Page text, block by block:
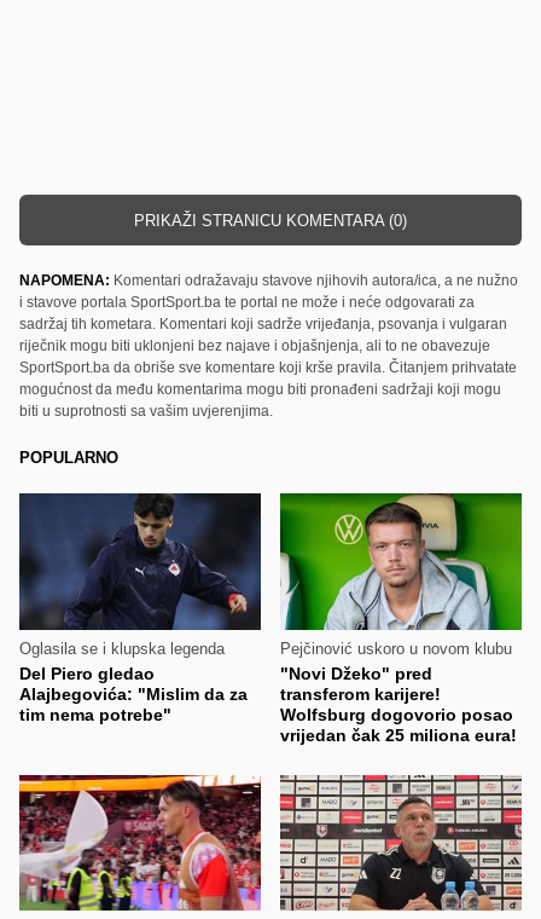
PRIKAŽI STRANICU KOMENTARA (0)
NAPOMENA: Komentari odražavaju stavove njihovih autora/ica, a ne nužno
i stavove portala SportSport.ba te portal ne može i neće odgovarati za
sadržaj tih kometara. Komentari koji sadrže vrijeđanja, psovanja i vulgaran
riječnik mogu biti uklonjeni bez najave i objašnjenja, ali to ne obavezuje
SportSport.ba da obriše sve komentare koji krše pravila. Čitanjem prihvatate
mogućnost da među komentarima mogu biti pronađeni sadržaji koji mogu
biti u suprotnosti sa vašim uvjerenjima.
POPULARNO
Oglasila se i klupska legenda
Del Piero gledao
Alajbegovića: "Mislim da za
tim nema potrebe"
Pejčinović uskoro u novom klubu
"Novi Džeko" pred
transferom karijere!
Wolfsburg dogovorio posao
vrijedan čak 25 miliona eura!